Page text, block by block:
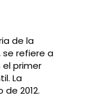
de la
se refiere a
primer
La
2012.